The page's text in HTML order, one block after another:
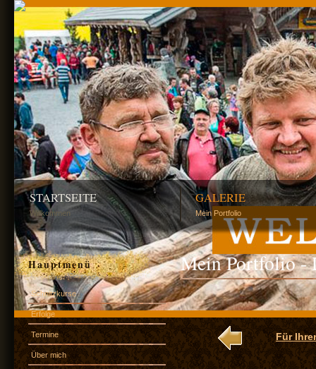
STARTSEITE
Willkommen
GALERIE
Mein Portfolio
Mein Portfolio -
Für
Hauptmenü
Schnitzkurse
Erfolge
Termine
Über mich